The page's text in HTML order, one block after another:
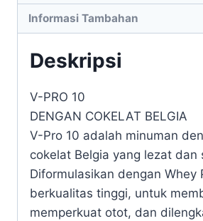
Protein
Informasi Tambahan
Deskripsi
V-PRO 10
DENGAN COKELAT BELGIA
V-Pro 10 adalah minuman
cokelat Belgia yang lezat dan
Diformulasikan dengan Whey
berkualitas tinggi, untuk
memperkuat otot, dan